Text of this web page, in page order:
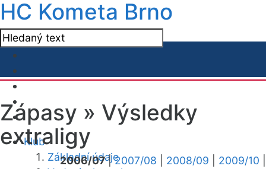
HC Kometa Brno
Klub
Základní údaje
Zápasy » Výsledky
extraligy
2006/07|2007/08 2008/09 2009/10